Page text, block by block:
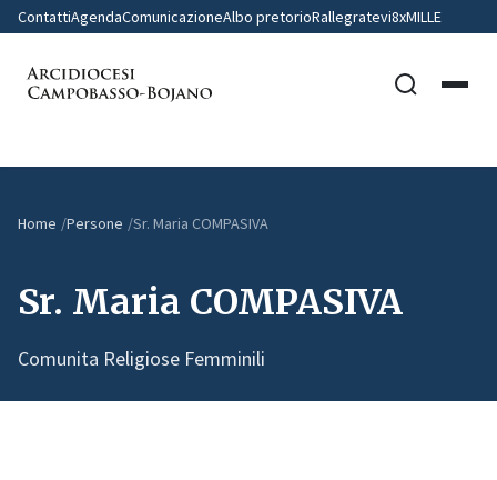
ContattiAgendaComunicazioneAlbo pretorioRallegratevi8xMILLE
Home Persone Sr. Maria COMPASIVA
Sr. Maria COMPASIVA
Comunita Religiose Femminili